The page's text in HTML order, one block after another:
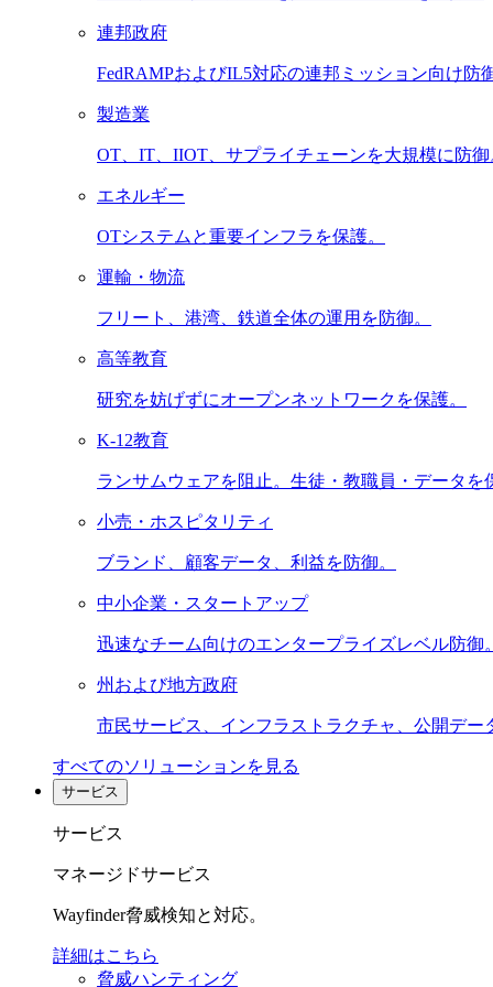
連邦政府
FedRAMPおよびIL5対応の連邦ミッション向け防御
製造業
OT、IT、IIOT、サプライチェーンを大規模に防御
エネルギー
OTシステムと重要インフラを保護。
運輸・物流
フリート、港湾、鉄道全体の運用を防御。
高等教育
研究を妨げずにオープンネットワークを保護。
K-12教育
ランサムウェアを阻止。生徒・教職員・データを
小売・ホスピタリティ
ブランド、顧客データ、利益を防御。
中小企業・スタートアップ
迅速なチーム向けのエンタープライズレベル防御。
州および地方政府
市民サービス、インフラストラクチャ、公開デー
すべてのソリューションを見る
サービス
サービス
マネージドサービス
Wayfinder脅威検知と対応。
詳細はこちら
脅威ハンティング